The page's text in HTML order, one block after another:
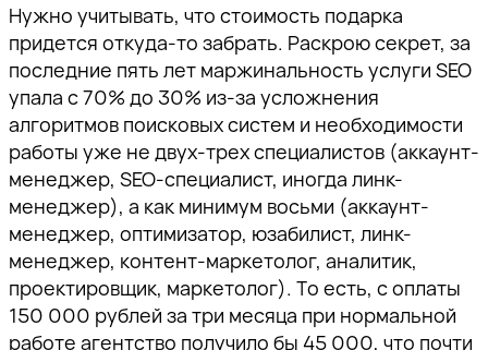
Нужно учитывать, что стоимость подарка
придется откуда-то забрать. Раскрою секрет, за
последние пять лет маржинальность услуги SEO
упала с 70% до 30% из-за усложнения
алгоритмов поисковых систем и необходимости
работы уже не двух-трех специалистов (аккаунт-
менеджер, SEO-специалист, иногда линк-
менеджер), а как минимум восьми (аккаунт-
менеджер, оптимизатор, юзабилист, линк-
менеджер, контент-маркетолог, аналитик,
проектировщик, маркетолог). То есть, с оплаты
150 000 рублей за три месяца при нормальной
работе агентство получило бы 45 000, что почти